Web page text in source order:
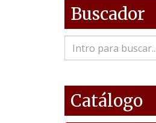
Buscador
Catálogo